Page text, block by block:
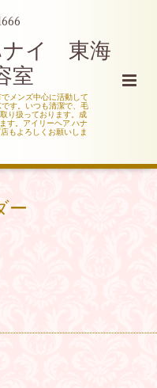
イ 東海
室
メンズ中心に活動して
す。いつも清潔で、毛
り扱っております。成
す。アイリーヘア ハナ
もよろしくお願いしま
ー